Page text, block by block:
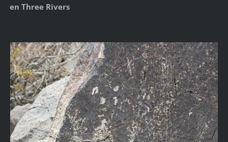
en Three Rivers